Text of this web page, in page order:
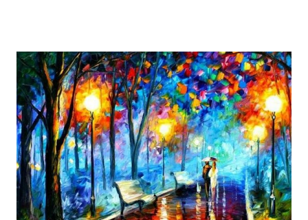
memiliki spesifikasi berbeda sesuai jenisnya. Berikut peralatan
menggambar bentuk: 1. Kertas Gambar Kegiatan menggambar
membutuhkan kertas yang baik agar proses pembuatan gambar lebih
nyaman dan maksimal. Bahan kertas yang baik salah satu syaratnya
adalah tidak mudah sobek, mengingat menggambar merupakan
proses menggores dan menghapus. Kertas adalah bahan yang paling
ideal digunakan untuk menggambar. Dalam menggambar
menggunakan pen...